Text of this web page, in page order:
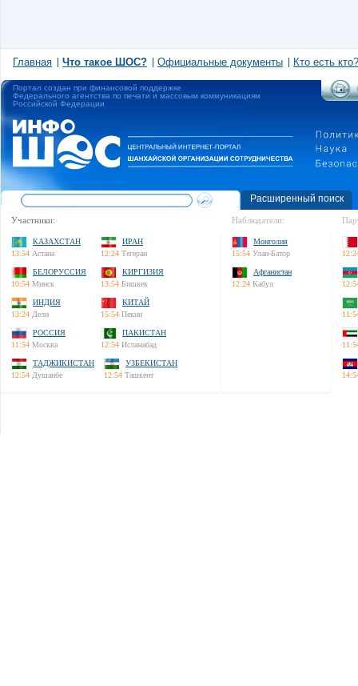
Главная Что такое ШОС? Официальные документы Кто есть кто?
Портал создан при финансовой поддержке
Федерального агентства по печати и массовым коммуникациям
Российской Федерации
Расширенный поиск
Участники:
КАЗАХСТАН
13:54 Астана
ИРАН
12:24 Тегеран
БЕЛОРУССИЯ
10:54 Минск
КИРГИЗИЯ
13:54 Бишкек
ИНДИЯ
13:24 Дели
КИТАЙ
15:54 Пекин
РОССИЯ
11:54 Москва
ПАКИСТАН
12:54 Исламабад
ТАДЖИКИСТАН
12:54 Душанбе
УЗБЕКИСТАН
12:54 Ташкент
Наблюдатели:
Монголия
15:54 Улан-Батор
Афганистан
12:24 Кабул